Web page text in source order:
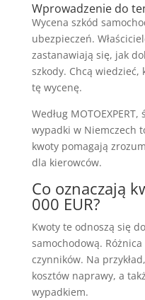
Wprowadzenie do
Wycena szkód
ubezpieczeń.
zastanawiają się, jak
szkody. Chcą wiedzieć,
tę wycenę.
Według
wypadki w Niemczech
kwoty pomagają
dla kierowców.
Co oznaczają
000 EUR?
Kwoty te odnoszą się
samochodową.
czynników. Na
kosztów naprawy, a
wypadkiem.